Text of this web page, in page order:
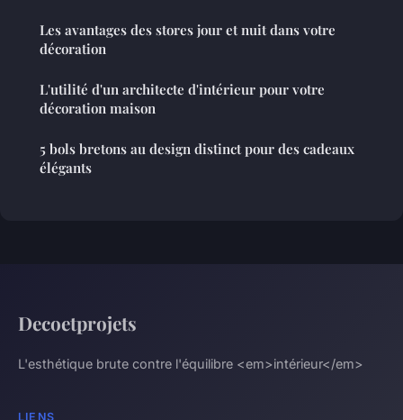
Les avantages des stores jour et nuit dans votre
décoration
L'utilité d'un architecte d'intérieur pour votre
décoration maison
5 bols bretons au design distinct pour des cadeaux
élégants
Decoetprojets
L'esthétique brute contre l'équilibre <em>intérieur</em>
LIENS